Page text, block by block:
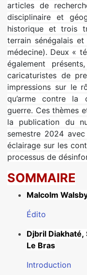
articles de
disciplinaire et
historique et trois
terrain sénégalais
médecine). Deux «
également
caricaturistes de
impressions sur le
qu’arme contre la
guerre. Ces thèmes
la publication du
semestre 2024
éclairage sur les
processus de
SOMMAIRE
Malcolm
Édito
Djbril Diakhaté,
Le Bras
Introduction